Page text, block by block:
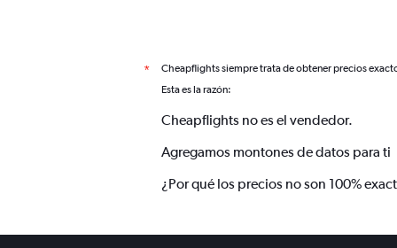
* Cheapflights siempre trata de obtener precios
Esta es la razón:
Cheapflights no es el vendedor.
Agregamos montones de datos para ti
¿Por qué los precios no son 100%